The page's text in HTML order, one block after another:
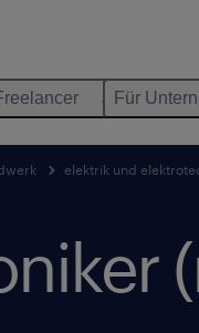
Für
elektrik und